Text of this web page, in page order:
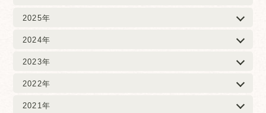
2025年
2024年
2023年
2022年
2021年